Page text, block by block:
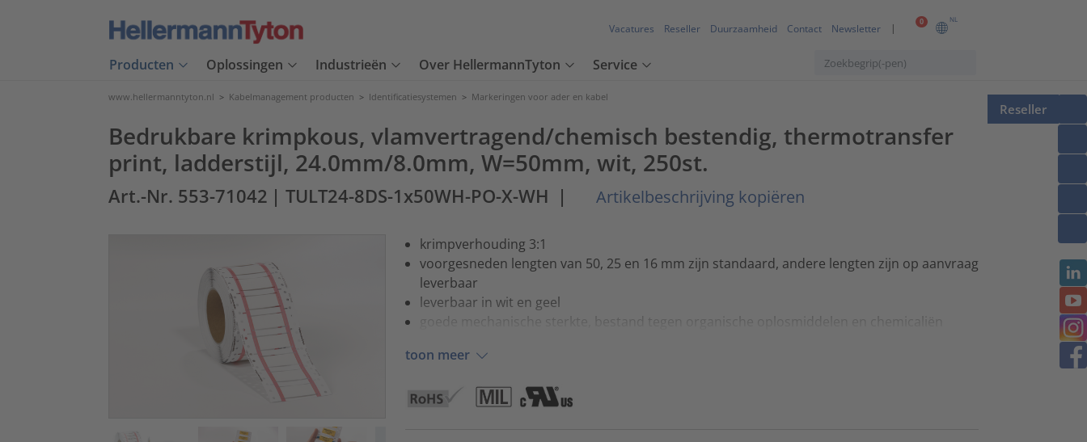
0 NL
Vacatures Reseller Duurzaamheid Contact Newsletter
Producten Oplossingen Industrieën Over HellermannTyton Service
Reseller
www.hellermanntyton.nl > Kabelmanagement producten > Identificatiesystemen > Markeringen voor ader en kabel
Bedrukbare krimpkous, vlamvertragend/chemisch bestendig, thermotransfer
print, ladderstijl, 24.0mm/8.0mm, W=50mm, wit, 250st.
Art.-Nr. 553-71042 | TULT24-8DS-1x50WH-PO-X-WH | Artikelbeschrijving kopiëren
krimpverhouding 3:1
voorgesneden lengten van 50, 25 en 16 mm zijn standaard, andere lengten zijn op aanvraag
leverbaar
leverbaar in wit en geel
goede mechanische sterkte, bestand tegen organische oplosmiddelen en chemicaliën
toon meer